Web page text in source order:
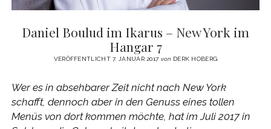
Daniel Boulud im Ikarus – New York im
Hangar 7
VERÖFFENTLICHT 7. JANUAR 2017 von DERK HOBERG
Wer es in absehbarer Zeit nicht nach New York
schafft, dennoch aber in den Genuss eines tollen
Menüs von dort kommen möchte, hat im Juli 2017 in